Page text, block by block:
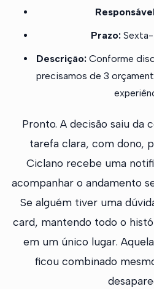
Prazo:
Descrição: Conforme
precisamos de 3
Pronto. A decisão saiu da
tarefa clara, com dono,
Ciclano recebe uma
acompanhar o andamento
Se alguém tiver uma
card, mantendo todo o
em um único lugar.
ficou combinado